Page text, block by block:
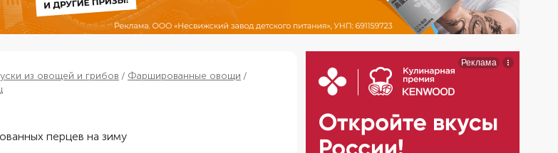
из овощей и грибов
Фаршированные овощи